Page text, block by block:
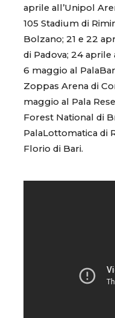
aprile all’Unipol
105 Stadium di
Bolzano; 21 e 22
di Padova; 24
6 maggio al
Zoppas Arena di
maggio al Pala
Forest National di
PalaLottomatica di
Florio di Bari.